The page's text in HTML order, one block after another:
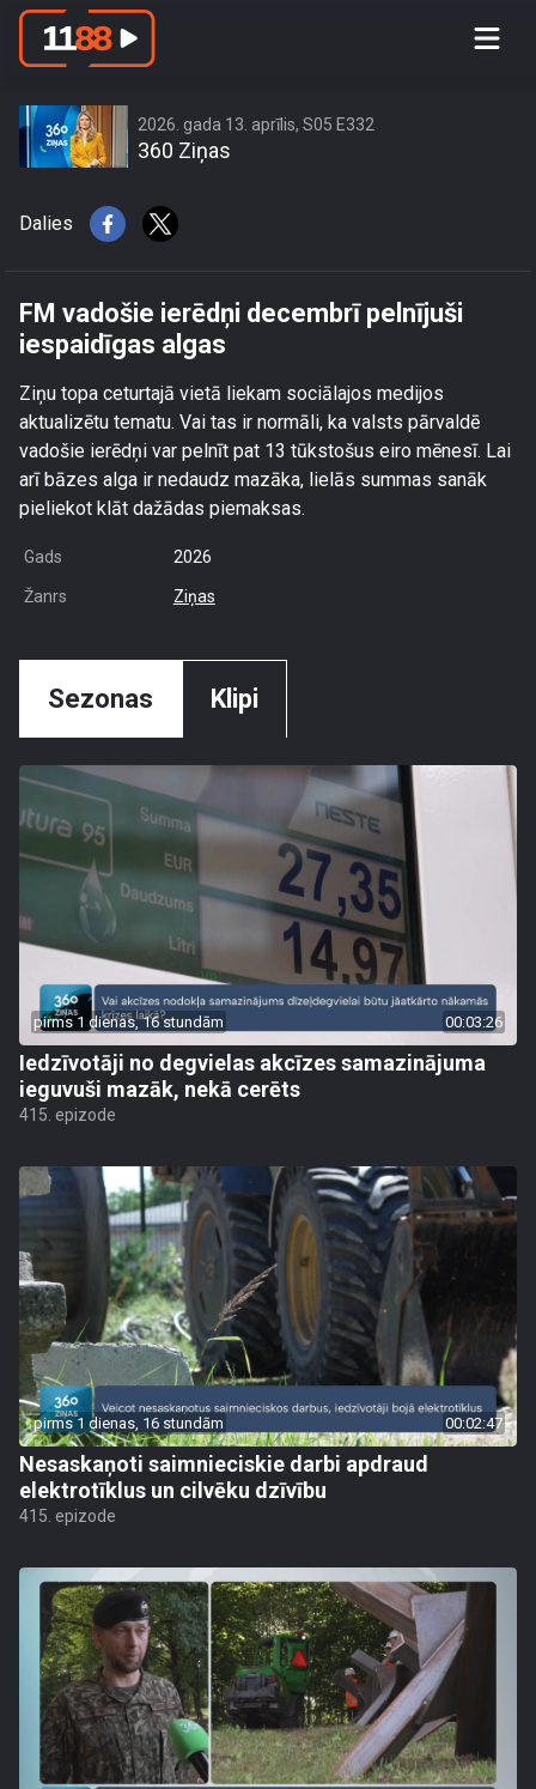
FM vadošie ierēdņi decembrī pelnījuši
2026. gada 13. aprīlis, S05 E332
360 Ziņas
Dalies
FM vadošie ierēdņi decembrī pelnījuši
iespaidīgas algas
Ziņu topa ceturtajā vietā liekam sociālajos medijos
aktualizētu tematu. Vai tas ir normāli, ka valsts pārvaldē
vadošie ierēdņi var pelnīt pat 13 tūkstošus eiro mēnesī. Lai
arī bāzes alga ir nedaudz mazāka, lielās summas sanāk
pieliekot klāt dažādas piemaksas.
Gads 2026
Žanrs Ziņas
Sezonas Klipi
pirms 1 dienas, 16 stundām 00:03:26
Iedzīvotāji no degvielas akcīzes samazinājuma
ieguvuši mazāk, nekā cerēts
415. epizode
pirms 1 dienas, 16 stundām 00:02:47
Nesaskaņoti saimnieciskie darbi apdraud
elektrotīklus un cilvēku dzīvību
415. epizode